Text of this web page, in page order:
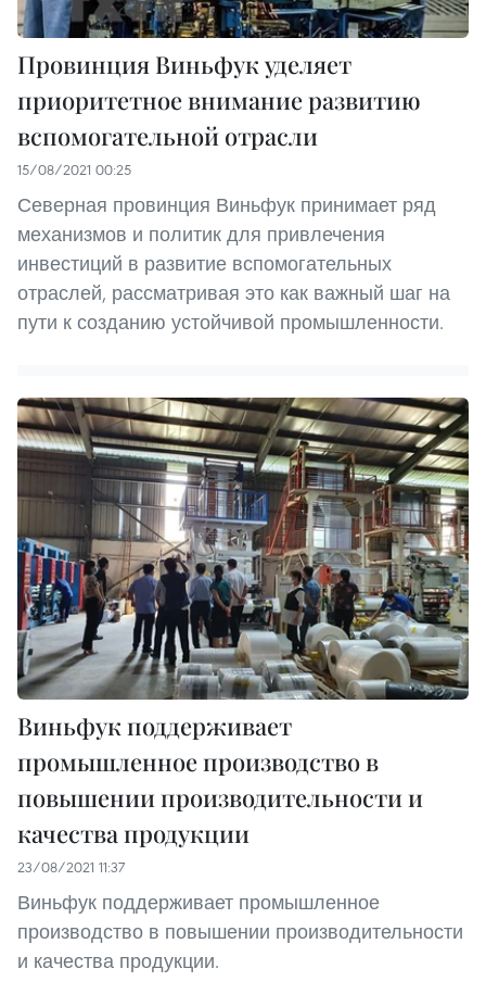
Провинция Виньфук уделяет
приоритетное внимание развитию
вспомогательной отрасли
15/08/2021 00:25
Северная провинция Виньфук принимает ряд
механизмов и политик для привлечения
инвестиций в развитие вспомогательных
отраслей, рассматривая это как важный шаг на
пути к созданию устойчивой промышленности.
Виньфук поддерживает
промышленное производство в
повышении производительности и
качества продукции
23/08/2021 11:37
Виньфук поддерживает промышленное
производство в повышении производительности
и качества продукции.